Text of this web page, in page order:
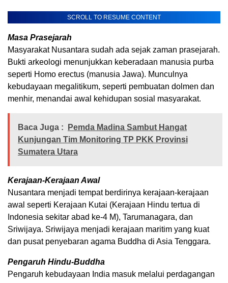
SCROLL TO RESUME CONTENT
Masa Prasejarah
Masyarakat Nusantara sudah ada sejak zaman prasejarah.
Bukti arkeologi menunjukkan keberadaan manusia purba
seperti Homo erectus (manusia Jawa). Munculnya
kebudayaan megalitikum, seperti pembuatan dolmen dan
menhir, menandai awal kehidupan sosial masyarakat.
Baca Juga :
Pemda Madina Sambut Hangat
Kunjungan Tim Monitoring TP PKK Provinsi
Sumatera Utara
Kerajaan-Kerajaan Awal
Nusantara menjadi tempat berdirinya kerajaan-kerajaan
awal seperti Kerajaan Kutai (Kerajaan Hindu tertua di
Indonesia sekitar abad ke-4 M), Tarumanagara, dan
Sriwijaya. Sriwijaya menjadi kerajaan maritim yang kuat
dan pusat penyebaran agama Buddha di Asia Tenggara.
Pengaruh Hindu-Buddha
Pengaruh kebudayaan India masuk melalui perdagangan